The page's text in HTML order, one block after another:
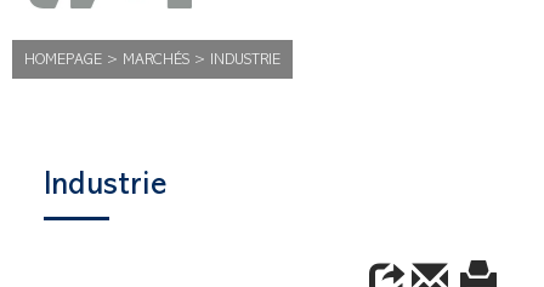
HOMEPAGE > MARCHÉS > INDUSTRIE
Industrie